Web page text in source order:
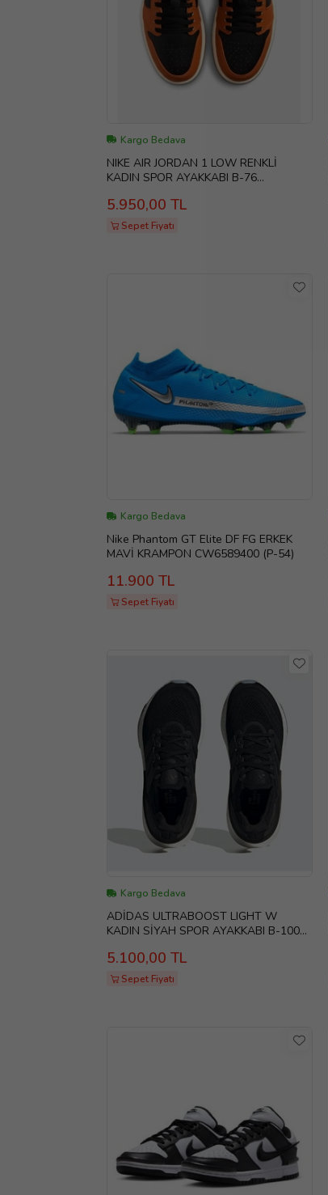
Kargo Bedava
NIKE AIR JORDAN 1 LOW RENKLİ
KADIN SPOR AYAKKABI B-76
5.950,00 TL
Sepet Fiyatı
Kargo Bedava
Nike Phantom GT Elite DF FG ERKEK
MAVİ KRAMPON CW6589400 (P-54)
11.900 TL
Sepet Fiyatı
Kargo Bedava
ADİDAS ULTRABOOST LIGHT W
KADIN SİYAH SPOR AYAKKABI B-100
5.100,00 TL
Sepet Fiyatı